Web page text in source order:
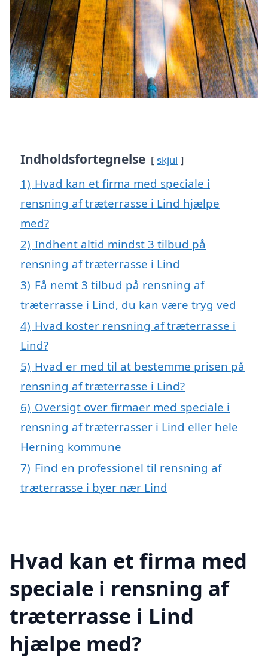
Indholdsfortegnelse skjul
1) Hvad kan et firma med speciale i
rensning af træterrasse i Lind hjælpe
med?
2) Indhent altid mindst 3 tilbud på
rensning af træterrasse i Lind
3) Få nemt 3 tilbud på rensning af
træterrasse i Lind, du kan være tryg ved
4) Hvad koster rensning af træterrasse i
Lind?
5) Hvad er med til at bestemme prisen på
rensning af træterrasse i Lind?
6) Oversigt over firmaer med speciale i
rensning af træterrasser i Lind eller hele
Herning kommune
7) Find en professionel til rensning af
træterrasse i byer nær Lind
Hvad kan et firma med
speciale i rensning af
træterrasse i Lind
hjælpe med?